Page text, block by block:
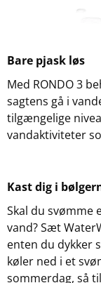
Bare pjask løs
Med RONDO 3
sagtens gå i
tilgængelige
vandaktiviteter
Kast dig i
Skal du svømme
vand? Sæt
enten du dykker
køler ned i et
sommerdag, så